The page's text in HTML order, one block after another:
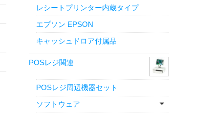
レシートプリンター内蔵タイプ
エプソン EPSON
キャッシュドロア付属品
POSレジ関連
POSレジ周辺機器セット
ソフトウェア